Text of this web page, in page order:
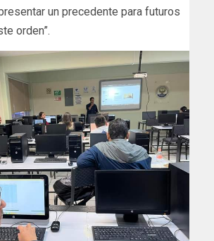
un precedente para futuros
orden”.